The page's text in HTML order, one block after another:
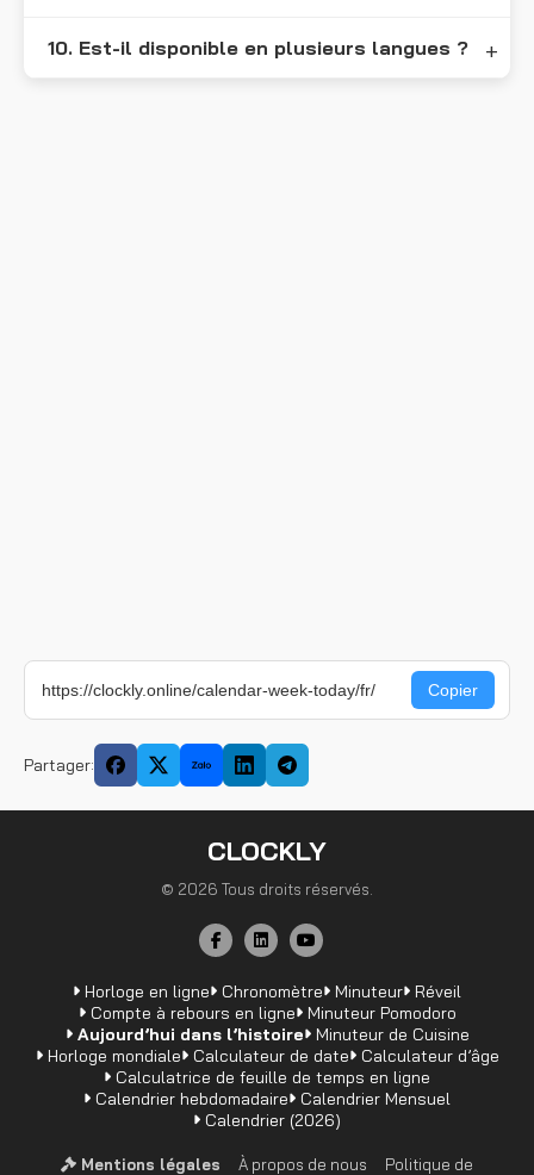
10. Est-il disponible en plusieurs langues ?
Partager:
CLOCKLY
© 2026 Tous droits réservés.
Horloge en ligne Chronomètre Minuteur
Réveil
Compte à rebours en ligne Minuteur Pomodoro
Aujourd’hui dans l’histoire Minuteur de Cuisine
Horloge mondiale Calculateur de date Calculateur d’âge
Calculatrice de feuille de temps en ligne
Calendrier hebdomadaire
Calendrier Mensuel
Calendrier (2026)
Mentions légales À propos de nous Politique de